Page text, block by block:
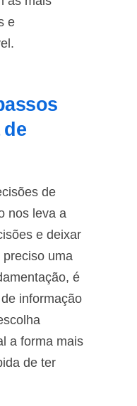
e
de
de
nos leva a
e deixar
uma
é
informação
a forma mais
de ter